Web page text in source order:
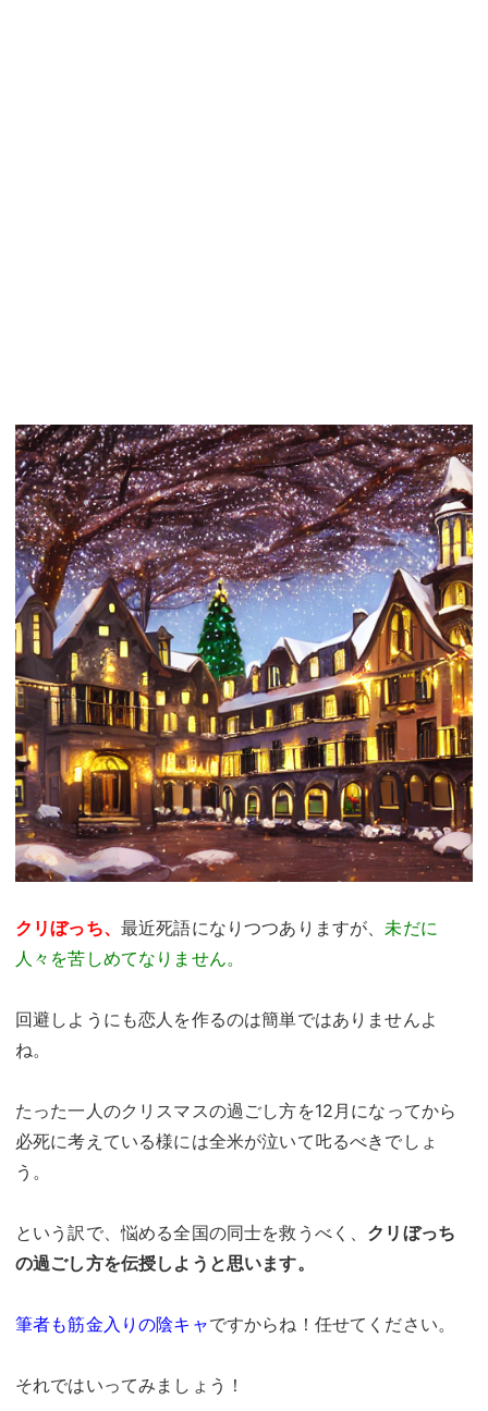
クリぼっち、 最近死語になりつつありますが、未だに
人々を苦しめてなりません。
回避しようにも恋人を作るのは簡単ではありませんよ
ね。
たった一人のクリスマスの過ごし方を12月になってから
必死に考えている様には全米が泣いて𠮟るべきでしょ
う。
という訳で、悩める全国の同士を救うべく、 クリぼっち
の過ごし方を伝授しようと思います。
筆者も筋金入りの陰キャですからね！任せてください。
それではいってみましょう！